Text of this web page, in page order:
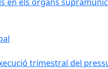
trimestral del